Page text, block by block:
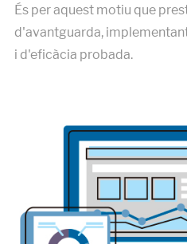
És per aquest motiu que
d'avantguarda,
i d'eficàcia probada.